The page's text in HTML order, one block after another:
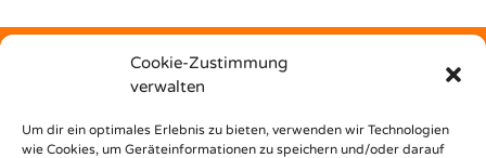
Cookie-Zustimmung
verwalten
Um dir ein optimales Erlebnis zu bieten, verwenden wir Technologien
wie Cookies, um Geräteinformationen zu speichern und/oder darauf